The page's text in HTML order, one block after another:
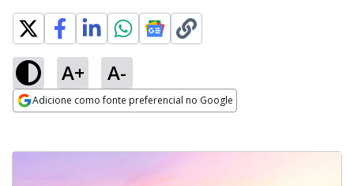
A+ A-
Adicione como fonte preferencial no Google